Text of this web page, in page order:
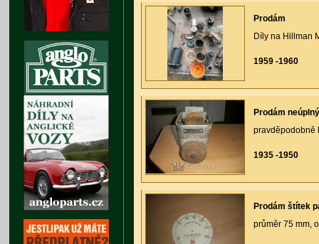
Prodám
Díly na Hillman
1959 -1960
Prodám
pravděpodobně
1935 -1950
Prodám štítek
průměr 75 mm,